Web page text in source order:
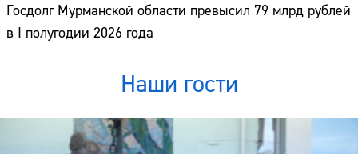
Госдолг Мурманской области превысил 79 млрд рублей
в I полугодии 2026 года
Наши гости